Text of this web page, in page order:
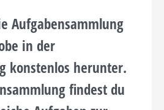
Aufgabensammlung
in der
konstenlos herunter.
findest du